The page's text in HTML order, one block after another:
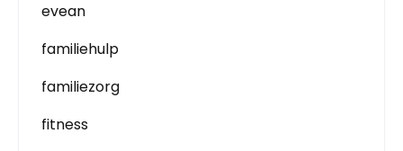
evean
familiehulp
familiezorg
fitness